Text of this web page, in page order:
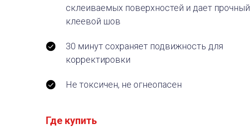
склеиваемых поверхностей и дает прочный
клеевой шов
30 минут сохраняет подвижность для
корректировки
Не токсичен, не огнеопасен
Где купить